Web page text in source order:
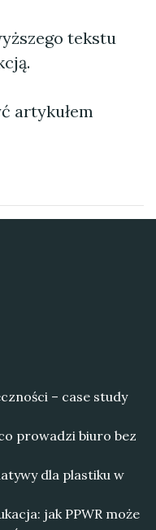
tekstu
artykułem
– case study
prowadzi biuro bez
dla plastiku w
jak PPWR może